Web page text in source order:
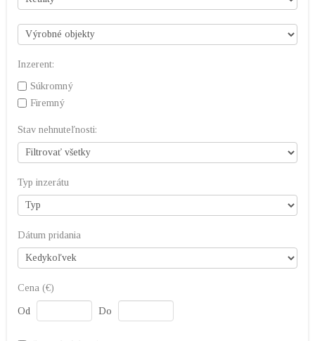
Inzerent:
Súkromný
Firemný
Stav nehnuteľnosti:
Typ inzerátu
Dátum pridania
Cena (€)
Od Do